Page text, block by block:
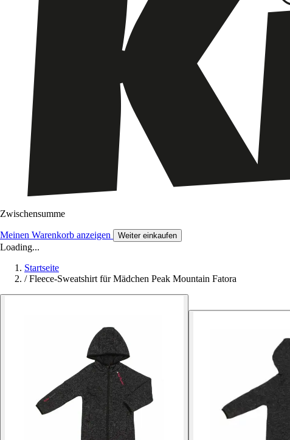
Zwischensumme
Meinen Warenkorb anzeigen Weiter einkaufen
Loading...
Startseite
/ Fleece-Sweatshirt für Mädchen Peak Mountain Fatora